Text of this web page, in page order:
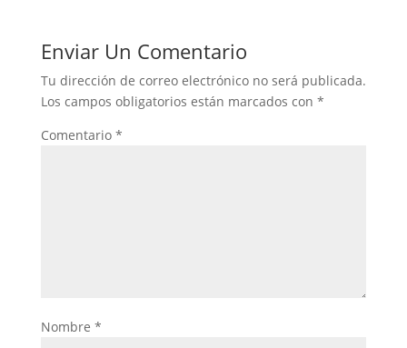
Enviar Un Comentario
Tu dirección de correo electrónico no será publicada.
Los campos obligatorios están marcados con *
Comentario *
Nombre *